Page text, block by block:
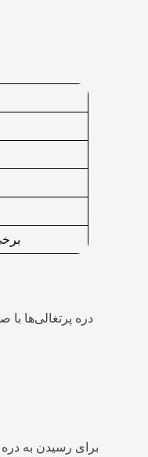
دره پرتغالی‌ها